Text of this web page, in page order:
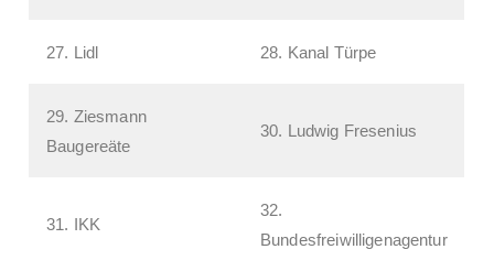
27. Lidl 28. Kanal Türpe
29. Ziesmann
Baugereäte
30. Ludwig Fresenius
31. IKK
32.
Bundesfreiwilligenagentur